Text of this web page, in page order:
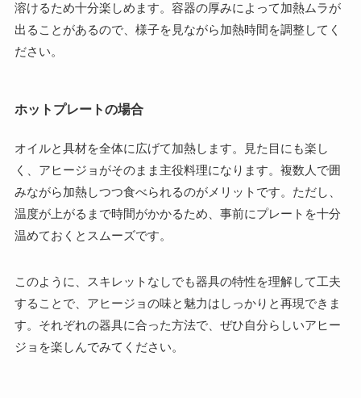
溶けるため十分楽しめます。容器の厚みによって加熱ムラが
出ることがあるので、様子を見ながら加熱時間を調整してく
ださい。
ホットプレートの場合
オイルと具材を全体に広げて加熱します。見た目にも楽し
く、アヒージョがそのまま主役料理になります。複数人で囲
みながら加熱しつつ食べられるのがメリットです。ただし、
温度が上がるまで時間がかかるため、事前にプレートを十分
温めておくとスムーズです。
このように、スキレットなしでも器具の特性を理解して工夫
することで、アヒージョの味と魅力はしっかりと再現できま
す。それぞれの器具に合った方法で、ぜひ自分らしいアヒー
ジョを楽しんでみてください。